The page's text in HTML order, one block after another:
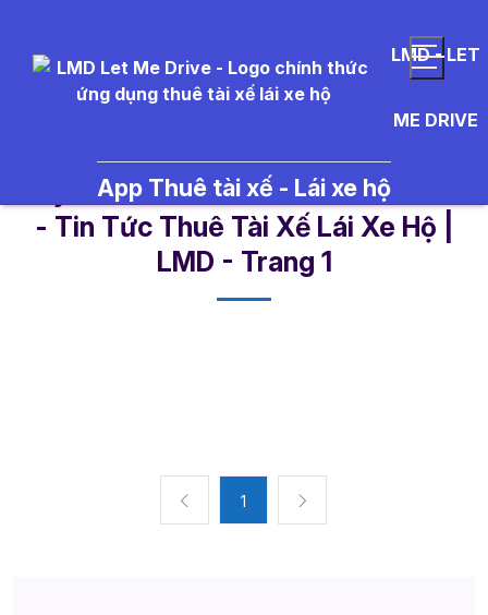
LMD - LET
ME DRIVE
App Thuê tài xế - Lái xe hộ
- Tin Tức Thuê Tài Xế Lái Xe Hộ |
LMD - Trang 1​
1